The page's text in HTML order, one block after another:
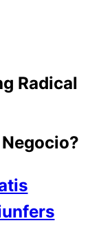
Radical